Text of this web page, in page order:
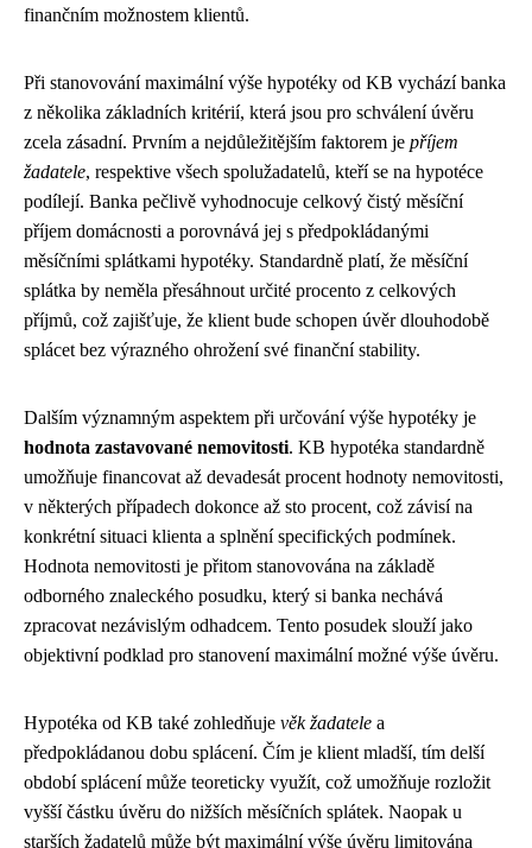
finančním možnostem klientů.
Při stanovování maximální výše hypotéky od KB vychází banka
z několika základních kritérií, která jsou pro schválení úvěru
zcela zásadní. Prvním a nejdůležitějším faktorem je příjem
žadatele, respektive všech spolužadatelů, kteří se na hypotéce
podílejí. Banka pečlivě vyhodnocuje celkový čistý měsíční
příjem domácnosti a porovnává jej s předpokládanými
měsíčními splátkami hypotéky. Standardně platí, že měsíční
splátka by neměla přesáhnout určité procento z celkových
příjmů, což zajišťuje, že klient bude schopen úvěr dlouhodobě
splácet bez výrazného ohrožení své finanční stability.
Dalším významným aspektem při určování výše hypotéky je
hodnota zastavované nemovitosti. KB hypotéka standardně
umožňuje financovat až devadesát procent hodnoty nemovitosti,
v některých případech dokonce až sto procent, což závisí na
konkrétní situaci klienta a splnění specifických podmínek.
Hodnota nemovitosti je přitom stanovována na základě
odborného znaleckého posudku, který si banka nechává
zpracovat nezávislým odhadcem. Tento posudek slouží jako
objektivní podklad pro stanovení maximální možné výše úvěru.
Hypotéka od KB také zohledňuje věk žadatele a
předpokládanou dobu splácení. Čím je klient mladší, tím delší
období splácení může teoreticky využít, což umožňuje rozložit
vyšší částku úvěru do nižších měsíčních splátek. Naopak u
starších žadatelů může být maximální výše úvěru limitována